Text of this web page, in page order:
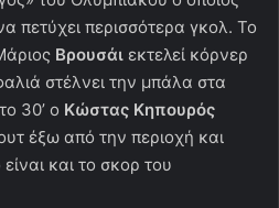
πετύχει περισσότερα γκολ. Το
Βρουσάι εκτελεί κόρνερ
στέλνει την μπάλα στα
30’ ο Κώστας Κηπουρός
έξω από την περιοχή και
είναι και το σκορ του